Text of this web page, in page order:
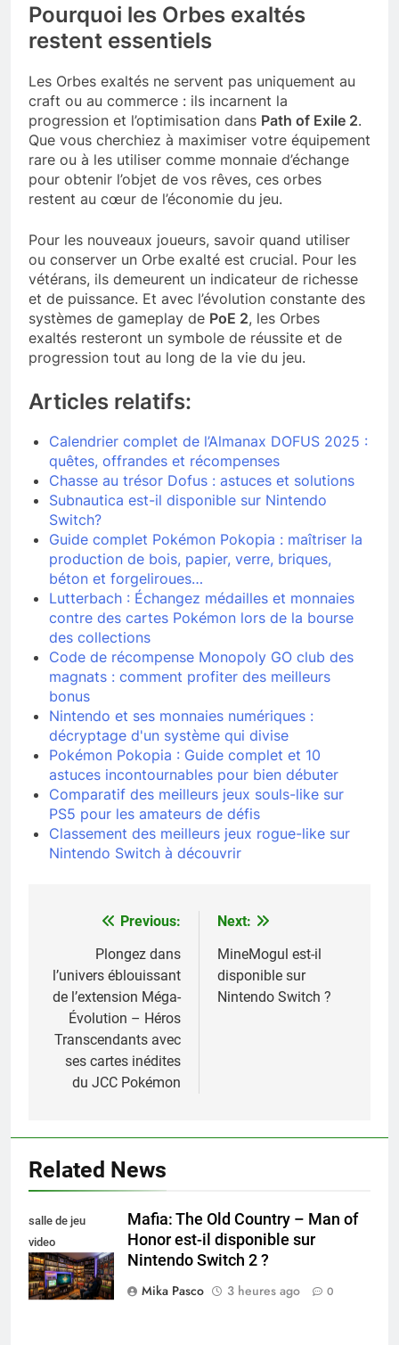
Pourquoi les Orbes exaltés
restent essentiels
Les Orbes exaltés ne servent pas uniquement au
craft ou au commerce : ils incarnent la
progression et l’optimisation dans Path of Exile 2.
Que vous cherchiez à maximiser votre équipement
rare ou à les utiliser comme monnaie d’échange
pour obtenir l’objet de vos rêves, ces orbes
restent au cœur de l’économie du jeu.
Pour les nouveaux joueurs, savoir quand utiliser
ou conserver un Orbe exalté est crucial. Pour les
vétérans, ils demeurent un indicateur de richesse
et de puissance. Et avec l’évolution constante des
systèmes de gameplay de PoE 2, les Orbes
exaltés resteront un symbole de réussite et de
progression tout au long de la vie du jeu.
Articles relatifs:
Calendrier complet de l’Almanax DOFUS 2025 :
quêtes, offrandes et récompenses
Chasse au trésor Dofus : astuces et solutions
Subnautica est-il disponible sur Nintendo
Switch?
Guide complet Pokémon Pokopia : maîtriser la
production de bois, papier, verre, briques,
béton et forgeliroues…
Lutterbach : Échangez médailles et monnaies
contre des cartes Pokémon lors de la bourse
des collections
Code de récompense Monopoly GO club des
magnats : comment profiter des meilleurs
bonus
Nintendo et ses monnaies numériques :
décryptage d'un système qui divise
Pokémon Pokopia : Guide complet et 10
astuces incontournables pour bien débuter
Comparatif des meilleurs jeux souls-like sur
PS5 pour les amateurs de défis
Classement des meilleurs jeux rogue-like sur
Nintendo Switch à découvrir
Navigation
l’article
Previous:
Plongez dans
l’univers éblouissant
de l’extension Méga-
Évolution – Héros
Transcendants avec
ses cartes inédites
du JCC Pokémon
Next:
MineMogul est-il
disponible sur
Nintendo Switch ?
Related News
salle de jeu
video
collectionneur
Mafia: The Old Country – Man of
Honor est-il disponible sur
Nintendo Switch 2 ?
Mika Pasco
3 heures ago 0